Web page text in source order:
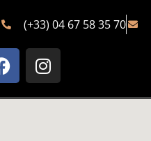
(+33) 04 67 58 35 70